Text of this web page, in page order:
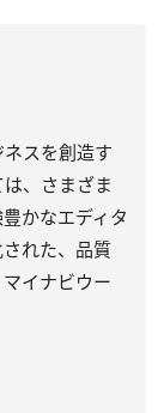
スを創造す
、さまざま
かなエディタ
れた、品質
イナビウー